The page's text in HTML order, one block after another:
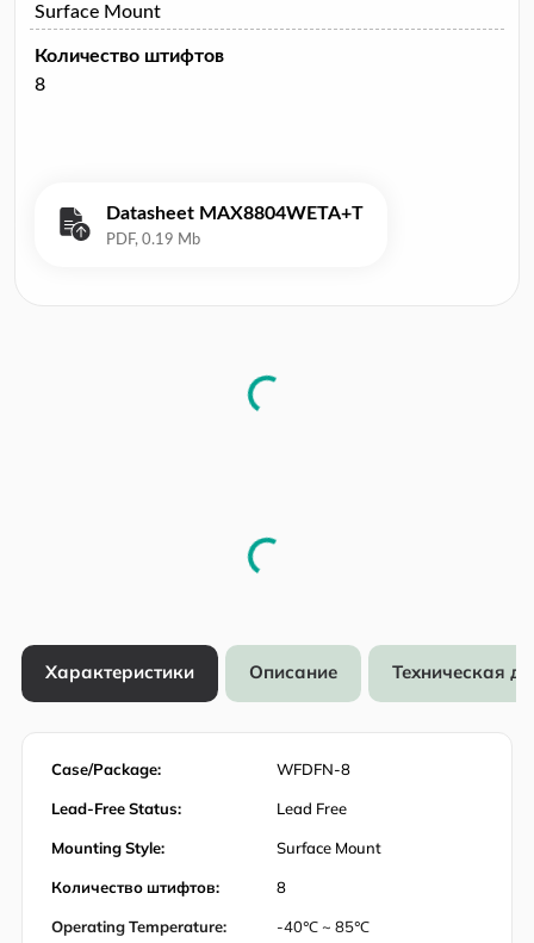
Surface Mount
Количество штифтов
8
Datasheet MAX8804WETA+T
Характеристики Описание Техническая
Case/Package: WFDFN-8
Lead-Free Status: Lead Free
Mounting Style: Surface Mount
Количество штифтов: 8
Operating Temperature: -40℃ ~ 85℃